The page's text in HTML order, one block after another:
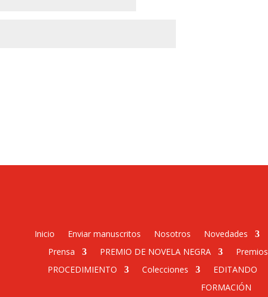
Inicio Enviar manuscritos Nosotros Novedades
Prensa
PREMIO DE NOVELA NEGRA Premios
PROCEDIMIENTO
Colecciones EDITANDO
FORMACIÓN